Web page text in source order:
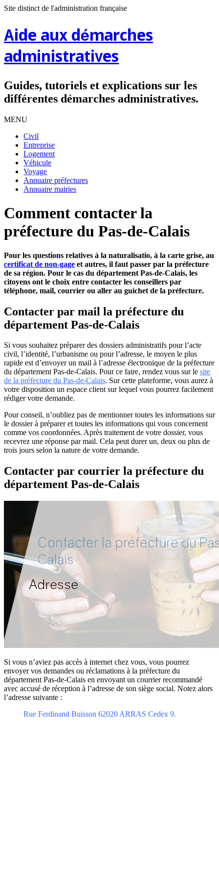
Site distinct de l'administration française
Aide aux démarches
administratives
Guides, tutoriels et explications sur les
différentes démarches administratives.
MENU
Civil
Entreprise
Logement
Véhicule
Voyage
Annuaire préfectures
Annuaire mairies
Comment contacter la
préfecture du Pas-de-Calais
Pour les questions relatives à la naturalisatio, à la carte grise, au
certificat de non-gage et autres, il faut passer par la préfecture
de sa région. Pour le cas du département Pas-de-Calais, les
citoyens ont le choix entre contacter les conseillers par
téléphone, mail, courrier ou aller au guichet de la préfecture.
Contacter par mail la préfecture du
département Pas-de-Calais
Si vous souhaitez préparer des dossiers administratifs pour l’acte
civil, l’identité, l’urbanisme ou pour l’adresse, le moyen le plus
rapide est d’envoyer un mail à l’adresse électronique de la préfecture
du département Pas-de-Calais. Pour ce faire, rendez vous sur le site
de la préfecture du Pas-de-Calais. Sur cette plateforme, vous aurez à
votre disposition un espace client sur lequel vous pourrez facilement
rédiger votre demande.
Pour conseil, n’oubliez pas de mentionner toutes les informations sur
le dossier à préparer et toutes les informations qui vous concernent
comme vos coordonnées. Après traitement de votre dossier, vous
recevrez une réponse par mail. Cela peut durer un, deux ou plus de
trois jours selon la nature de votre demande.
Contacter par courrier la préfecture du
département Pas-de-Calais
Si vous n’aviez pas accès à internet chez vous, vous pourrez
envoyer vos demandes ou réclamations à la préfecture du
département Pas-de-Calais en envoyant un courrier recommandé
avec accusé de réception à l’adresse de son siège social. Notez alors
l’adresse suivante :
Rue Ferdinand Buisson 62020 ARRAS Cedex 9.